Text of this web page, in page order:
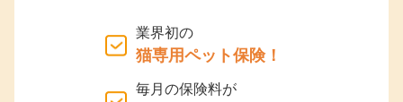
業界初の
猫専用ペット保険！
毎月の保険料が